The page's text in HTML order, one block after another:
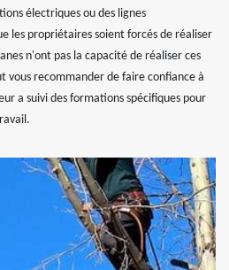
électriques ou des lignes
les propriétaires soient forcés de réaliser
n'ont pas la capacité de réaliser ces
vous recommander de faire confiance à
a suivi des formations spécifiques pour